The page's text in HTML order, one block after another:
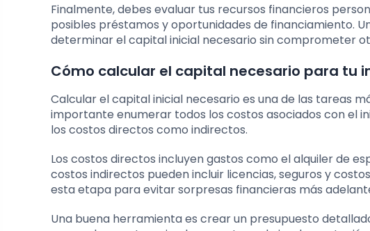
Finalmente, debes evaluar tus recursos financieros
posibles préstamos y oportunidades de financiamiento.
determinar el capital inicial necesario sin comprometer
Cómo calcular el capital necesario para tu
Calcular el capital inicial necesario es una de las tareas
importante enumerar todos los costos asociados con el
los costos directos como indirectos.
Los costos directos incluyen gastos como el alquiler de
costos indirectos pueden incluir licencias, seguros y
esta etapa para evitar sorpresas financieras más
Una buena herramienta es crear un presupuesto